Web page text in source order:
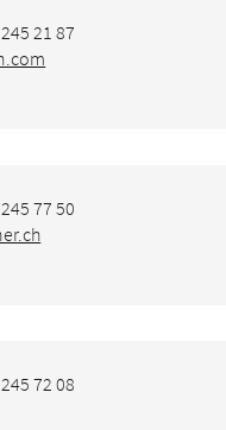
21 87
77 50
72 08